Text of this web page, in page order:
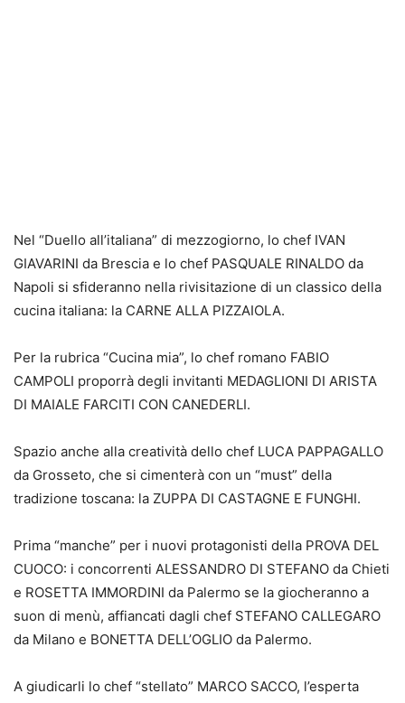
Nel “Duello all’italiana” di mezzogiorno, lo chef IVAN
GIAVARINI da Brescia e lo chef PASQUALE RINALDO da
Napoli si sfideranno nella rivisitazione di un classico della
cucina italiana: la CARNE ALLA PIZZAIOLA.
Per la rubrica “Cucina mia”, lo chef romano FABIO
CAMPOLI proporrà degli invitanti MEDAGLIONI DI ARISTA
DI MAIALE FARCITI CON CANEDERLI.
Spazio anche alla creatività dello chef LUCA PAPPAGALLO
da Grosseto, che si cimenterà con un “must” della
tradizione toscana: la ZUPPA DI CASTAGNE E FUNGHI.
Prima “manche” per i nuovi protagonisti della PROVA DEL
CUOCO: i concorrenti ALESSANDRO DI STEFANO da Chieti
e ROSETTA IMMORDINI da Palermo se la giocheranno a
suon di menù, affiancati dagli chef STEFANO CALLEGARO
da Milano e BONETTA DELL’OGLIO da Palermo.
A giudicarli lo chef “stellato” MARCO SACCO, l’esperta